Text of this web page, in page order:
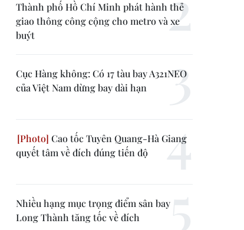
Thành phố Hồ Chí Minh phát hành thẻ
giao thông công cộng cho metro và xe
buýt
Cục Hàng không: Có 17 tàu bay A321NEO
của Việt Nam dừng bay dài hạn
Cao tốc Tuyên Quang-Hà Giang
quyết tâm về đích đúng tiến độ
Nhiều hạng mục trọng điểm sân bay
Long Thành tăng tốc về đích